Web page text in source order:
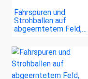
Fahrspuren und
Strohballen auf
abgeerntetem Feld,…